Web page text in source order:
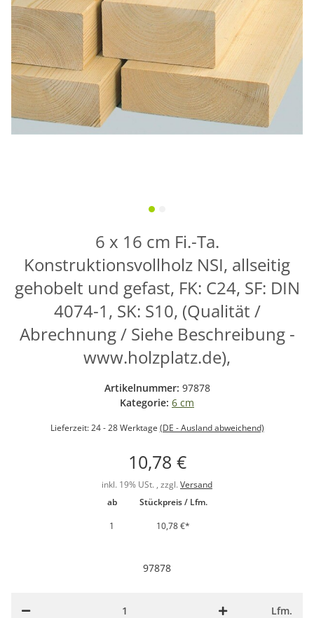
6 x 16 cm Fi.-Ta.
Konstruktionsvollholz NSI, allseitig
gehobelt und gefast, FK: C24, SF: DIN
4074-1, SK: S10, (Qualität /
Abrechnung / Siehe Beschreibung -
www.holzplatz.de),
Artikelnummer: 97878
Kategorie: 6 cm
Lieferzeit:24 - 28 Werktage (DE - Ausland abweichend)
10,78 €
inkl. 19% USt. , zzgl. Versand
ab
Stückpreis / Lfm.
1
10,78 €*
97878
Lfm.